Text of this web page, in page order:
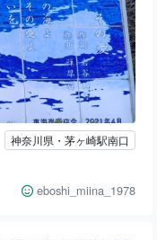
神奈川県・茅ヶ崎駅南口
eboshi_miina_1978